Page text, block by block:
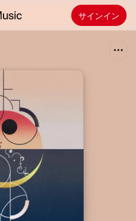
サインイン
インストール